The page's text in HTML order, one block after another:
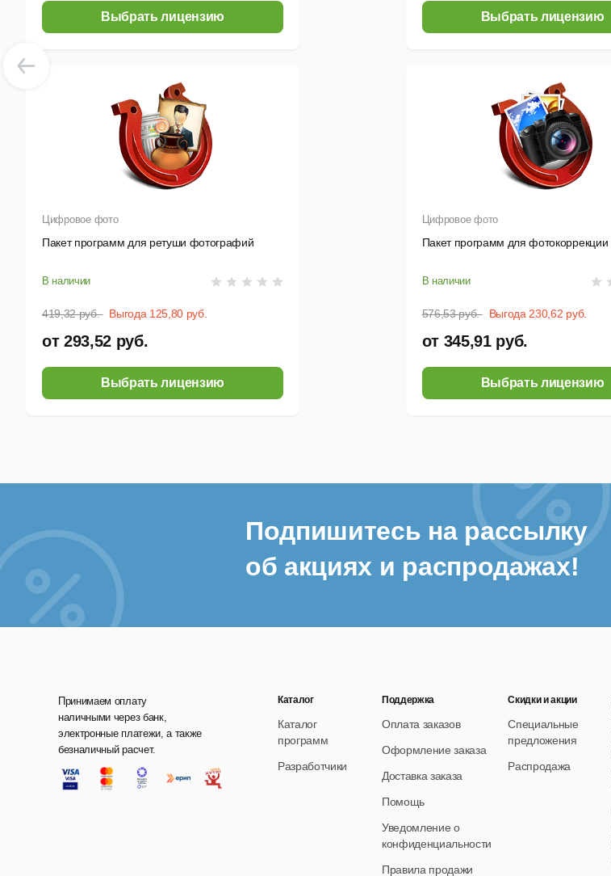
Выбрать лицензию Выбрать лицензию
Цифровое фото
Пакет программ для ретуши фотографий
В наличии
419,32 руб. Выгода 125,80 руб.
от 293,52 руб.
Выбрать лицензию
Цифровое фото
Пакет программ для фотокоррекции
В наличии
576,53 руб. Выгода 230,62 руб.
от 345,91 руб.
Выбрать лицензию
Подпишитесь на рассылку
об акциях и распродажах!
Принимаем оплату
наличными через банк,
электронные платежи, а также
безналичный расчет.
Каталог
Каталог
программ
Разработчики
Поддержка
Оплата заказов
Оформление заказа
Доставка заказа
Помощь
Уведомление о
конфиденциальности
Правила продажи
Скидки и акции
Специальные
предложения
Распродажа